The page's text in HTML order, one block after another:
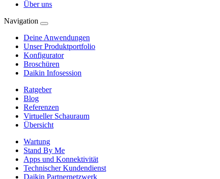
Über uns
Navigation
Deine Anwendungen
Unser Produktportfolio
Konfigurator
Broschüren
Daikin Infosession
Ratgeber
Blog
Referenzen
Virtueller Schauraum
Übersicht
Wartung
Stand By Me
Apps und Konnektivität
Technischer Kundendienst
Daikin Partnernetzwerk